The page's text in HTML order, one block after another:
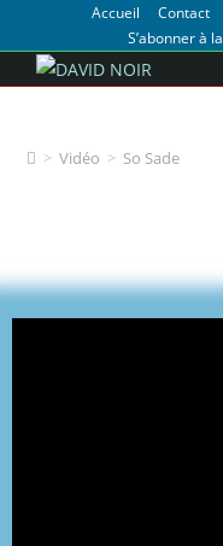
Accueil Contact
S’abonner à
> Vidéo > So Sade